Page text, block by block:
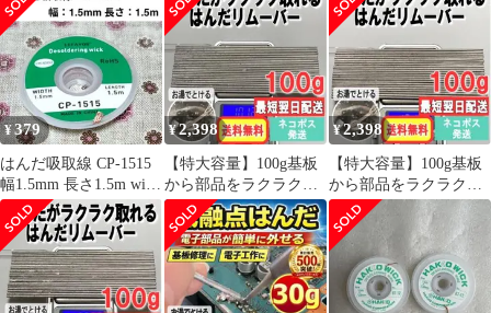
ット
ット
¥379
はんだ吸取線 CP-1515
幅1.5mm 長さ1.5m wick
a
¥2,398
【特大容量】100g基板
から部品をラクラク外
せる！はんだリムーバ
ー 10u018
¥2,398
【特大容量】100g基板
から部品をラクラク外
せる！はんだリムーバ
ー 10u029